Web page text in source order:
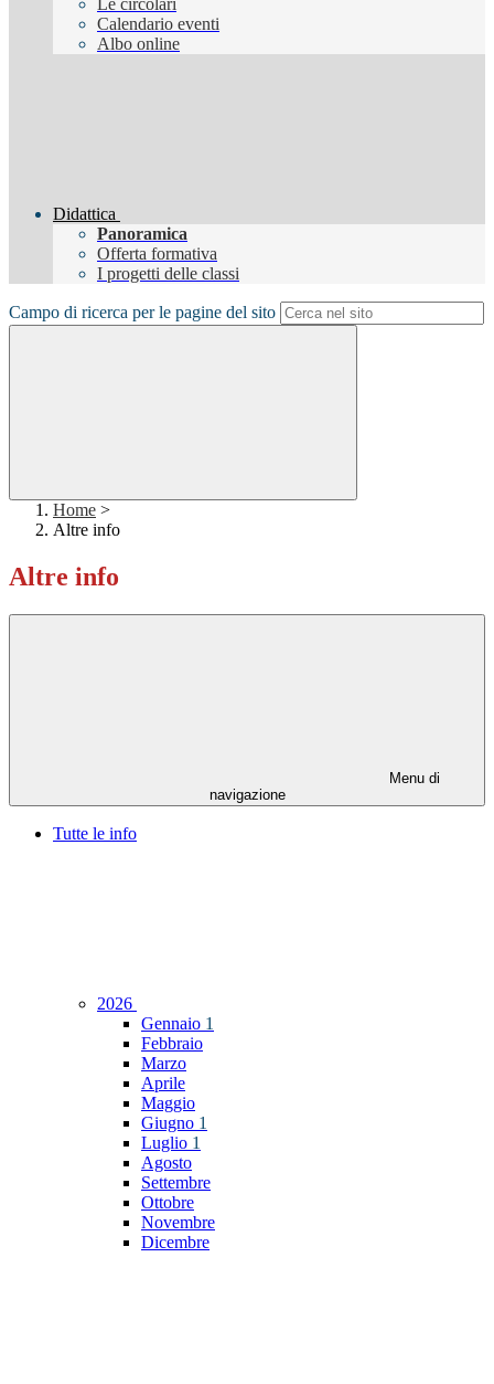
Le circolari
Calendario eventi
Albo online
Didattica
Panoramica
Offerta formativa
I progetti delle classi
Campo di ricerca per le pagine del sito
Home >
Altre info
Altre info
Menu di
navigazione
Tutte le info
2026
Gennaio 1
Febbraio
Marzo
Aprile
Maggio
Giugno 1
Luglio 1
Agosto
Settembre
Ottobre
Novembre
Dicembre